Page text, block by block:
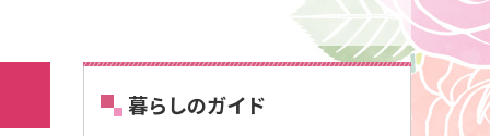
暮らしのガイド